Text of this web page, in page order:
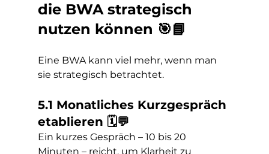
die BWA strategisch
nutzen können 🎯📘
Eine BWA kann viel mehr, wenn man
sie strategisch betrachtet.
5.1 Monatliches Kurzgespräch
etablieren 🗓️💬
Ein kurzes Gespräch – 10 bis 20
Minuten – reicht, um Klarheit zu